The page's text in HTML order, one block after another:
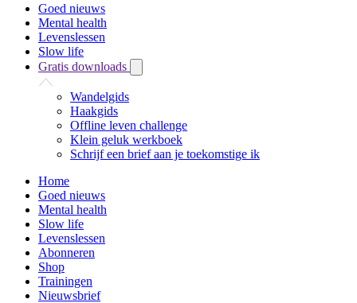
Goed nieuws
Mental health
Levenslessen
Slow life
Gratis downloads
Wandelgids
Haakgids
Offline leven challenge
Klein geluk werkboek
Schrijf een brief aan je toekomstige ik
Home
Goed nieuws
Mental health
Slow life
Levenslessen
Abonneren
Shop
Trainingen
Nieuwsbrief